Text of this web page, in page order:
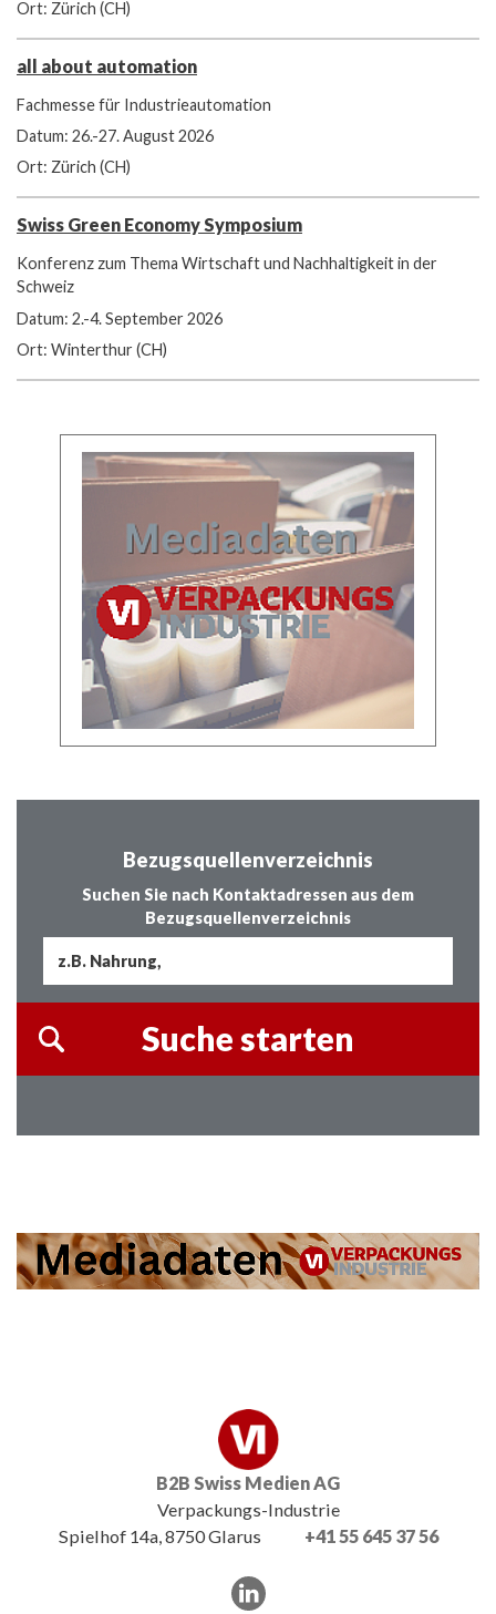
Ort: Zürich (CH)
all about automation
Fachmesse für Industrieautomation
Datum: 26.-27. August 2026
Ort: Zürich (CH)
Swiss Green Economy Symposium
Konferenz zum Thema Wirtschaft und Nachhaltigkeit in der
Schweiz
Datum: 2.-4. September 2026
Ort: Winterthur (CH)
Bezugsquellenverzeichnis
Suchen Sie nach Kontaktadressen aus dem
Bezugsquellenverzeichnis
B2B Swiss Medien AG
Verpackungs-Industrie
Spielhof 14a, 8750 Glarus
+41 55 645 37 56